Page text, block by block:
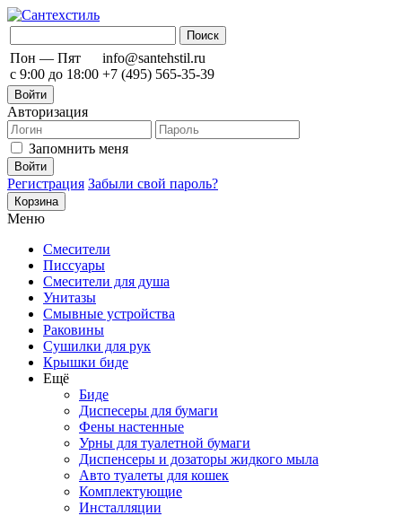
Пон — Пят
с 9:00 до 18:00
info@santehstil.ru
+7 (495) 565-35-39
Войти
Авторизация
Запомнить меня
Регистрация Забыли свой пароль?
Корзина
Меню
Смесители
Писсуары
Смесители для душа
Унитазы
Смывные устройства
Раковины
Сушилки для рук
Крышки биде
Ещё
Биде
Диспесеры для бумаги
Фены настенные
Урны для туалетной бумаги
Диспенсеры и дозаторы жидкого мыла
Авто туалеты для кошек
Комплектующие
Инсталляции